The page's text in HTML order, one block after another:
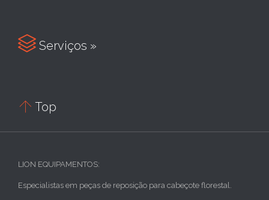
 Serviços »
 Top
LION EQUIPAMENTOS:
Especialistas em peças de reposição para cabeçote florestal.